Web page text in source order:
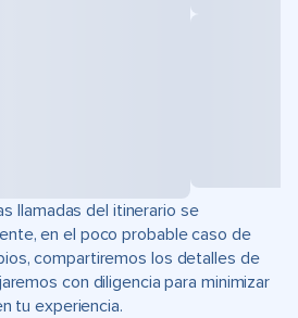
llamadas del itinerario se
en el poco probable caso de
compartiremos los detalles de
con diligencia para minimizar
tu experiencia.